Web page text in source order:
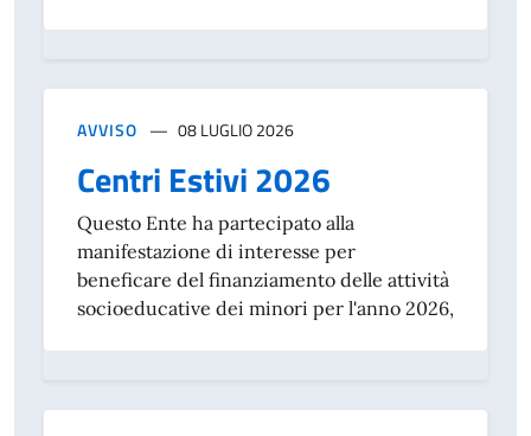
AVVISO 08 LUGLIO 2026
Centri Estivi 2026
Questo Ente ha partecipato alla
manifestazione di interesse per
beneficare del finanziamento delle attività
socioeducative dei minori per l'anno 2026,